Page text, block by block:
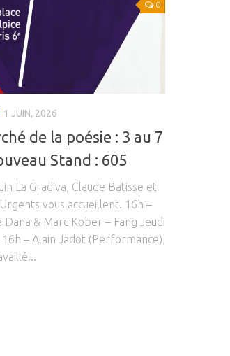
0
1 JUIN, 2026
de la poésie : 3 au 7
Stand : 605
La Gradiva, Claude Batisse et
vous accueillent. 16h –
Dana & Marc Kober – Fang Jeudi
16h – Alain Jadot (Performance),